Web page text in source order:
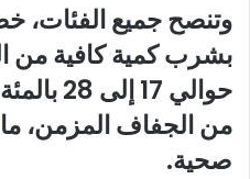
وتنصح جميع الفئات،
بشرب كمية كافية من
حوالي
من الجفاف المزمن،
صحية.